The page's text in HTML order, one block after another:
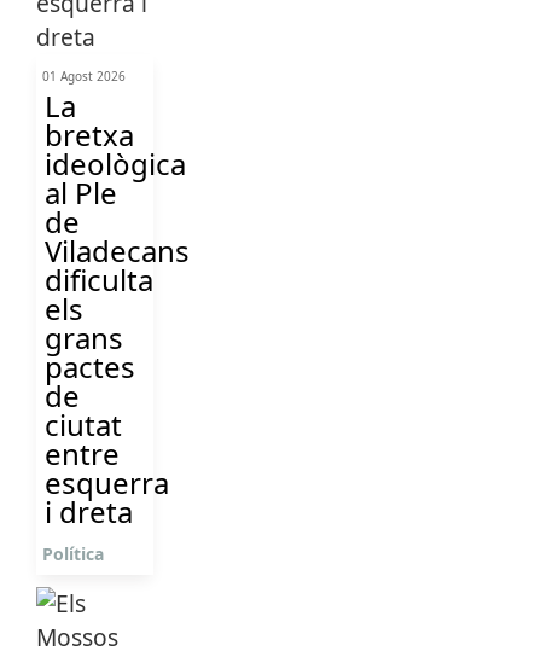
01 Agost 2026
La
bretxa
ideològica
al Ple
de
Viladecans
dificulta
els
grans
pactes
de
ciutat
entre
esquerra
i dreta
Política